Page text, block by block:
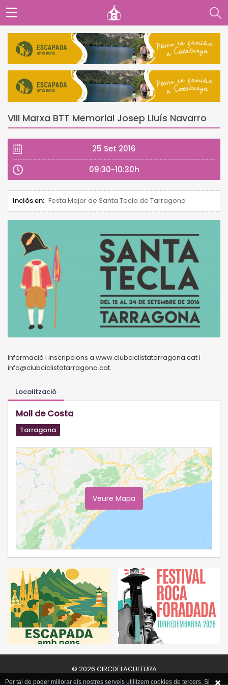
VIII Marxa BTT Memorial Josep Lluís Navarro
25 Set 2016
09:30-10:30h
Inclòs en: Festa Major de Santa Tecla de Tarragona
Informació i inscripcions a www.clubciclistatarragona.cat i
info@clubciclistatarragona.cat.
Localització
Moll de Costa
Tarragona
Veure Mapa
© 2026 CIRCDELACULTURA
Per tal de poder millorar els nostres serveis utilitzem cookies de tercers. Si